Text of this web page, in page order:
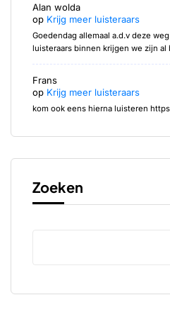
Alan wolda
op Krijg meer luisteraars
Goedendag allemaal a.d.v deze
luisteraars binnen krijgen we zijn al
Frans
op Krijg meer luisteraars
kom ook eens hierna luisteren
Zoeken